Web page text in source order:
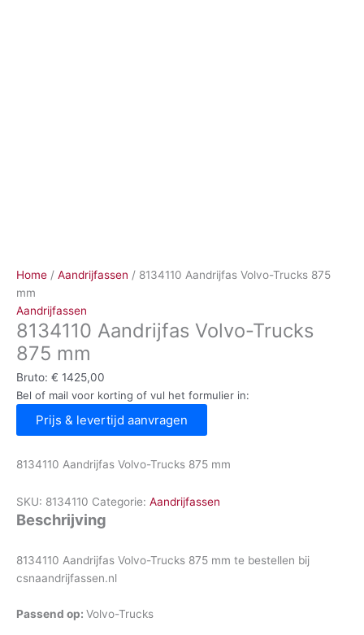
Home / Aandrijfassen / 8134110 Aandrijfas Volvo-Trucks 875
mm
Aandrijfassen
8134110 Aandrijfas Volvo-Trucks
875 mm
Bruto: € 1425,00
Bel of mail voor korting of vul het formulier in:
Prijs & levertijd aanvragen
8134110 Aandrijfas Volvo-Trucks 875 mm
SKU: 8134110 Categorie: Aandrijfassen
Beschrijving
8134110 Aandrijfas Volvo-Trucks 875 mm te bestellen bij
csnaandrijfassen.nl
Passend op: Volvo-Trucks